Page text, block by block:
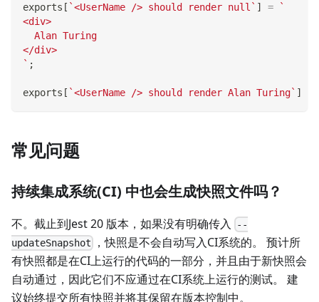
exports [ `<UserName /> should render null ` ] =
`
<div>
  Alan Turing
</div>
` ;
exports [ `<UserName /> should render Alan Turing` ]
常见问题
持续集成系统(CI) 中也会生成快照文件吗？
不。截止到Jest 20 版本，如果没有明确传入
--
updateSnapshot
，快照是不会自动写入CI系统的。 预计所
有快照都是在CI上运行的代码的一部分，并且由于新快照会
自动通过，因此它们不应通过在CI系统上运行的测试。 建
议始终提交所有快照并将其保留在版本控制中。